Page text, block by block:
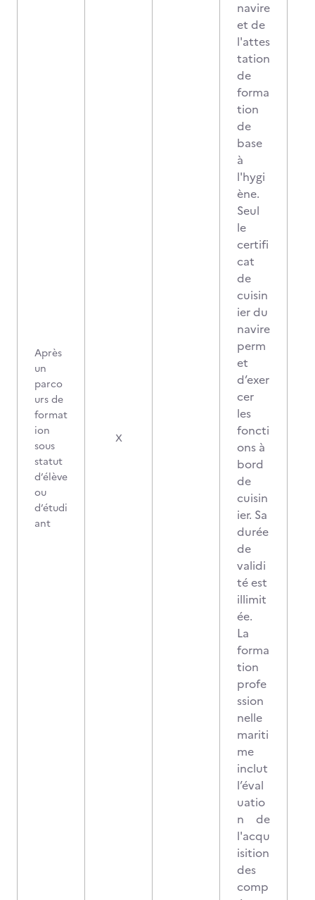
Après
un
parco
urs de
format
ion
sous
statut
d’élève
ou
d’étudi
ant
X
navire
et de
l'attes
tation
de
forma
tion
de
base
à
l'hygi
ène.
Seul
le
certifi
cat
de
cuisin
ier du
navire
perm
et
d’exer
cer
les
foncti
ons à
bord
de
cuisin
ier. Sa
durée
de
validi
té est
illimit
ée.
La
forma
tion
profe
ssion
nelle
mariti
me
inclut
l’éval
uatio
n de
l'acqu
isition
des
comp